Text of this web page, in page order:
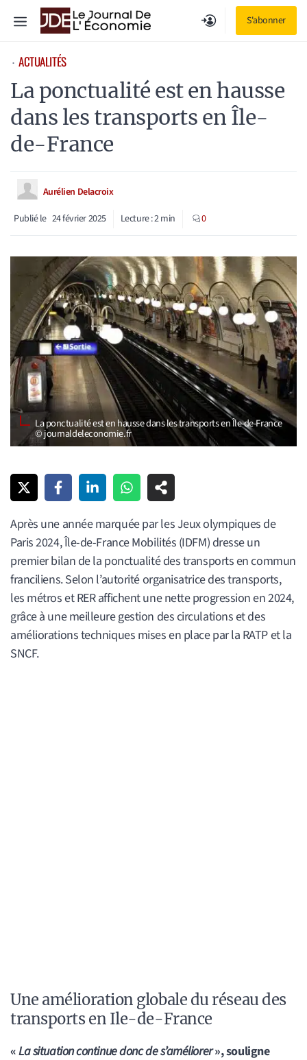
S'abonner
Menu
⋅ ACTUALITÉS
La ponctualité est en hausse
dans les transports en Île-
de-France
Aurélien Delacroix
Publié le 24 février 2025 Lecture :2min 0
La ponctualité est en hausse dans les transports en Île-de-France
© journaldeleconomie.fr
Après une année marquée par les Jeux olympiques de
Paris 2024, Île-de-France Mobilités (IDFM) dresse un
premier bilan de la ponctualité des transports en commun
franciliens. Selon l’autorité organisatrice des transports,
les métros et RER affichent une nette progression en 2024,
grâce à une meilleure gestion des circulations et des
améliorations techniques mises en place par la RATP et la
SNCF.
Une amélioration globale du réseau des
transports en Ile-de-France
«La situation continue donc de s’améliorer», souligne